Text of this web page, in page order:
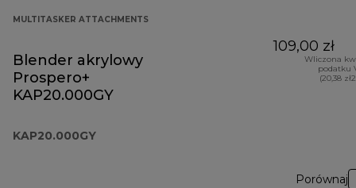
MULTITASKER ATTACHMENTS
Blender akrylowy
Prospero+
KAP20.000GY
KAP20.000GY
109,00 zł
Wliczona
podatku
(20,38
Porównaj